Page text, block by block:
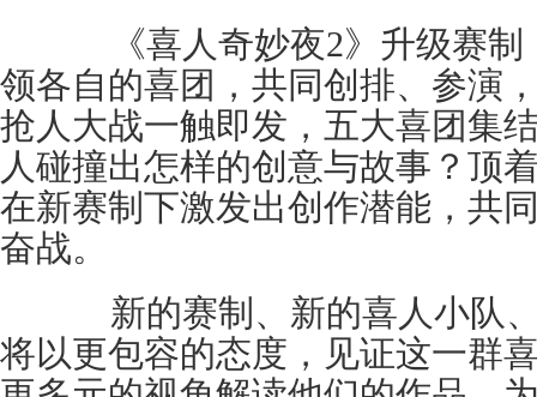
《喜人奇妙夜2》升级赛制
领各自的喜团，共同创排、参演
抢人大战一触即发，五大喜团集
人碰撞出怎样的创意与故事？顶
在新赛制下激发出创作潜能，共
奋战。
新的赛制、新的喜人小队、
将以更包容的态度，见证这一群